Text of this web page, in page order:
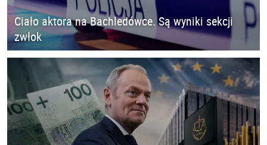
Ciało aktora na Bachledówce. Są wyniki sekcji
zwłok